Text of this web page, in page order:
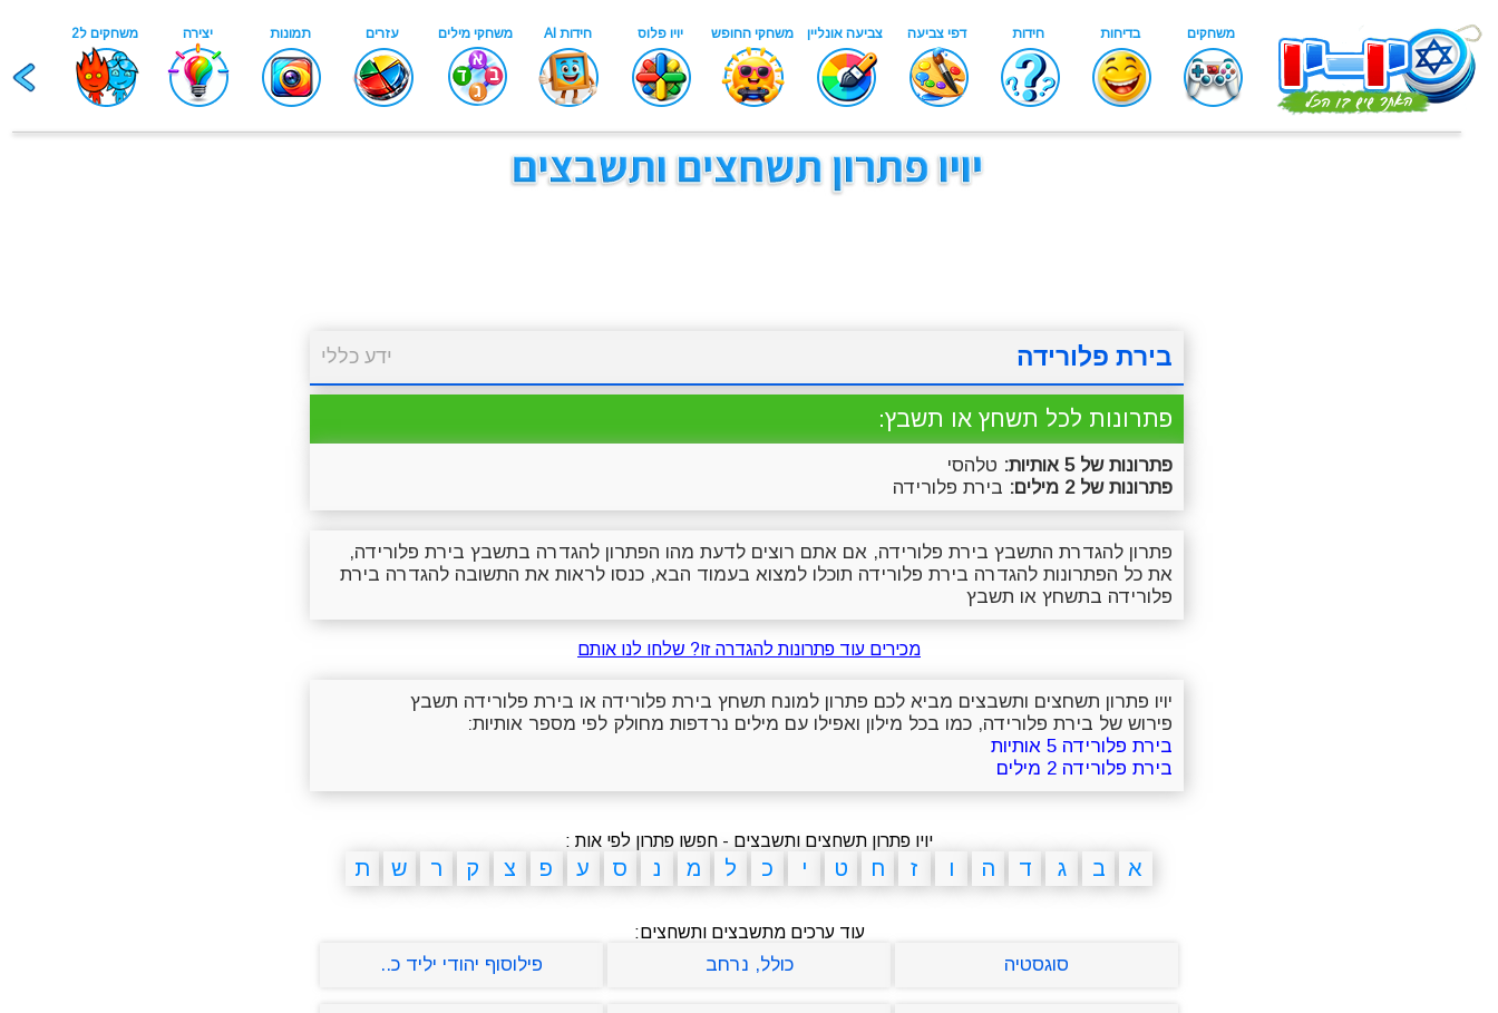
בירת פלורידה ידע כללי
פתרונות לכל תשחץ או תשבץ:
פתרונות של 5 אותיות:
טלהסי
פתרונות של 2 מילים:
בירת פלורידה
פתרון להגדרת התשבץ בירת פלורידה, אם אתם רוצים לדעת מהו הפתרון להגדרה בתשבץ בירת פלורידה,
את כל הפתרונות להגדרה בירת פלורידה תוכלו למצוא בעמוד הבא, כנסו לראות את התשובה להגדרה בירת
פלורידה בתשחץ או תשבץ
מכירים עוד פתרונות להגדרה זו? שלחו לנו אותם
יויו פתרון תשחצים ותשבצים מביא לכם פתרון למונח תשחץ בירת פלורידה או בירת פלורידה תשבץ
פירוש של בירת פלורידה, כמו בכל מילון ואפילו עם מילים נרדפות מחולק לפי מספר אותיות:
בירת פלורידה 5 אותיות
בירת פלורידה 2 מילים
יויו פתרון תשחצים ותשבצים - חפשו פתרון לפי אות :
א ב ג ד ה ו ז ח ט י כ ל מ נ ס ע פ צ ק ר ש ת
עוד ערכים מתשבצים ותשחצים:
סוגסטיה כולל, נרחב פילוסוף יהודי יליד כ..